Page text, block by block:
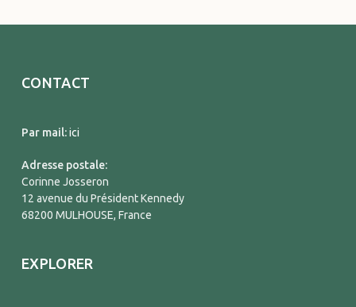
CONTACT
Par mail:ici
Adresse postale:
Corinne Josseron
12 avenue du Président Kennedy
68200 MULHOUSE, France
EXPLORER